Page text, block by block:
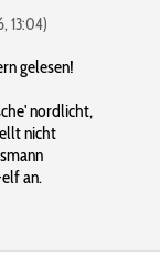
13:04)
gelesen!
nordlicht,
nicht
an.